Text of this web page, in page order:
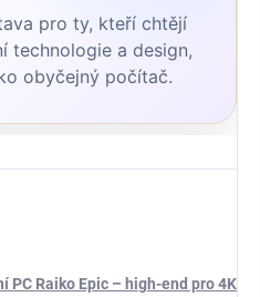
pro ty, kteří chtějí
technologie a design,
obyčejný počítač.
PC Raiko Epic – high-end pro 4K